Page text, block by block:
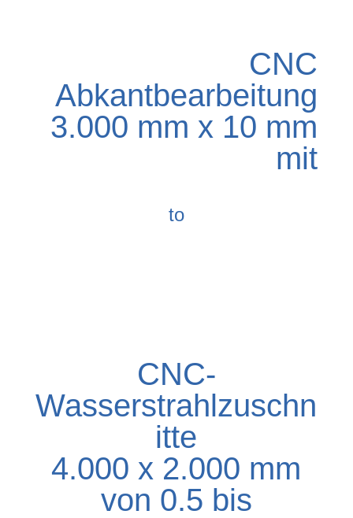
CNC
Abkantbearbeitung
3.000 mm x 10 mm
mit
to
CNC-
Wasserstrahlzuschn
itte
4.000 x 2.000 mm
von 0.5 bis